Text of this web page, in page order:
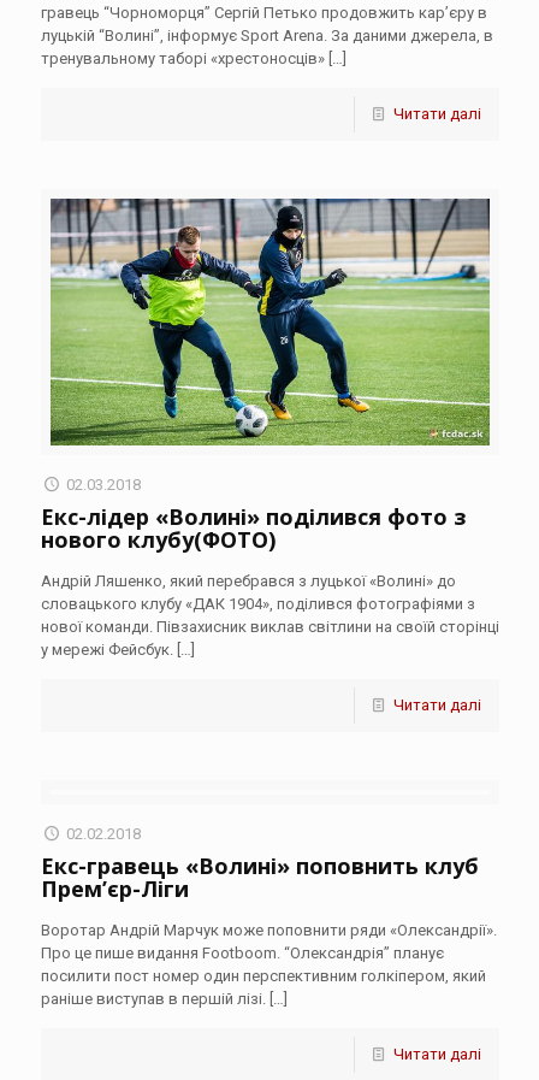
гравець “Чорноморця” Сергій Петько продовжить кар’єру в
луцькій “Волині”, інформує Sport Arena. За даними джерела, в
тренувальному таборі «хрестоносців»[…]
Читати далі
02.03.2018
Екс-лідер «Волині» поділився фото з
нового клубу(ФОТО)
Андрій Ляшенко, який перебрався з луцької «Волині» до
словацького клубу «ДАК 1904», поділився фотографіями з
нової команди. Півзахисник виклав світлини на своїй сторінці
у мережі Фейсбук. […]
Читати далі
02.02.2018
Екс-гравець «Волині» поповнить клуб
Прем’єр-Ліги
Воротар Андрій Марчук може поповнити ряди «Олександрії».
Про це пише видання Footboom. “Олександрія” планує
посилити пост номер один перспективним голкіпером, який
раніше виступав в першій лізі. […]
Читати далі